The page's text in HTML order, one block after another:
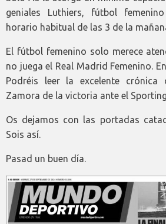
geniales Luthiers, fútbol
horario habitual de las 3 de la
El fútbol femenino solo merece
no juega el Real Madrid Femenino.
Podréis leer la excelente crónica
Zamora de la victoria ante el Sporting
Os dejamos con las portadas
Sois así.
Pasad un buen día.